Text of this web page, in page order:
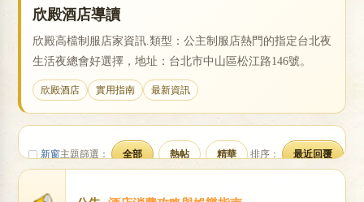
欣殿酒店導讀
欣殿高檔制服店家資訊.類型：公主制服店熱門的指定台北夜
生活夜總會好選擇，地址：台北市中山區松江路146號。
欣殿酒店 實用指南 最新資訊
新窗主題篩選： 全部 熱帖 精華 排序： 最近回覆